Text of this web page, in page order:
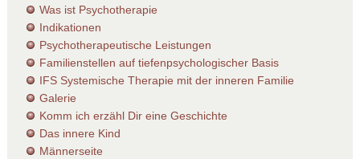
Was ist Psychotherapie
Indikationen
Psychotherapeutische Leistungen
Familienstellen auf tiefenpsychologischer Basis
IFS Systemische Therapie mit der inneren Familie
Galerie
Komm ich erzähl Dir eine Geschichte
Das innere Kind
Männerseite